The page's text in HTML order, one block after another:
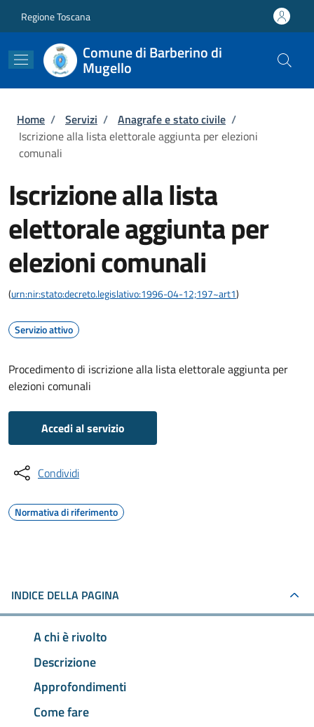
Regione Toscana
Comune di Barberino di
Mugello
Briciole di pane
Home / Servizi / Anagrafe e stato civile /
Iscrizione alla lista elettorale aggiunta per elezioni
comunali
Iscrizione alla lista
elettorale aggiunta per
elezioni comunali
(urn:nir:stato:decreto.legislativo:1996-04-12;197~art1)
Servizio attivo
Procedimento di iscrizione alla lista elettorale aggiunta per
elezioni comunali
Accedi al servizio
Condividi
Normativa di riferimento
INDICE DELLA PAGINA
A chi è rivolto
Descrizione
Approfondimenti
Come fare